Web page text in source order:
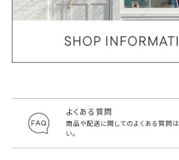
よくある質問
商品や配送に関してのよくある質問は
い。